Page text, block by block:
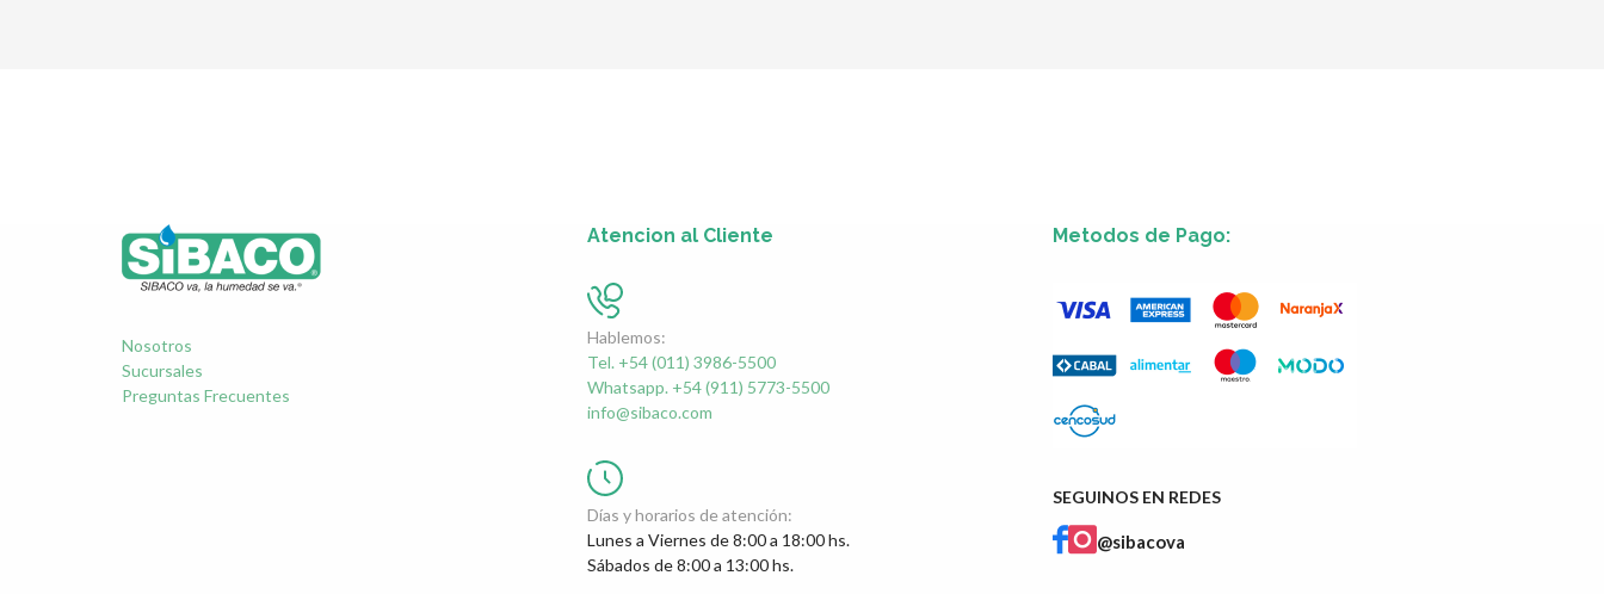
Nosotros
Sucursales
Preguntas Frecuentes
Atencion al Cliente
Hablemos:
Tel. +54 (011) 3986-5500
Whatsapp. +54 (911) 5773-5500
info@sibaco.com
Días y horarios de atención:
Lunes a Viernes de 8:00 a 18:00 hs.
Sábados de 8:00 a 13:00 hs.
Metodos de Pago:
SEGUINOS EN REDES
@sibacova